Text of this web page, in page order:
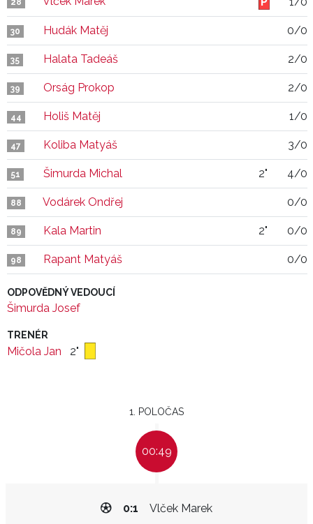
28
30 Hudák Matěj 0/0
35 Halata Tadeáš 2/0
39 Orság Prokop 2/0
44 Holiš Matěj 1/0
47 Koliba Matyáš 3/0
51 Šimurda Michal 2" 4/0
88 Vodárek Ondřej 0/0
89 Kala Martin 2" 0/0
98 Rapant Matyáš 0/0
ODPOVĚDNÝ VEDOUCÍ
Šimurda Josef
TRENÉR
Mičola Jan 2"
1. POLOČAS
00:49
Vlček Marek
0:1